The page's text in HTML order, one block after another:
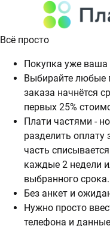
Всё просто
Покупка уже ваша
Выбирайте любые
заказа начнётся
первых 25%
Плати частями -
разделить оплату
часть
каждые 2 недели
выбранного срока.
Без анкет и
Нужно просто
телефона и